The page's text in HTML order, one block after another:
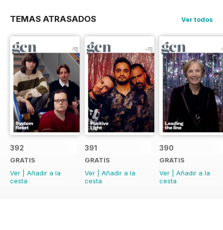
TEMAS ATRASADOS Ver todos
392
GRATIS
Ver
Añadir a la
cesta
391
GRATIS
Ver
Añadir a la
cesta
390
GRATIS
Ver
Añadir a la
cesta